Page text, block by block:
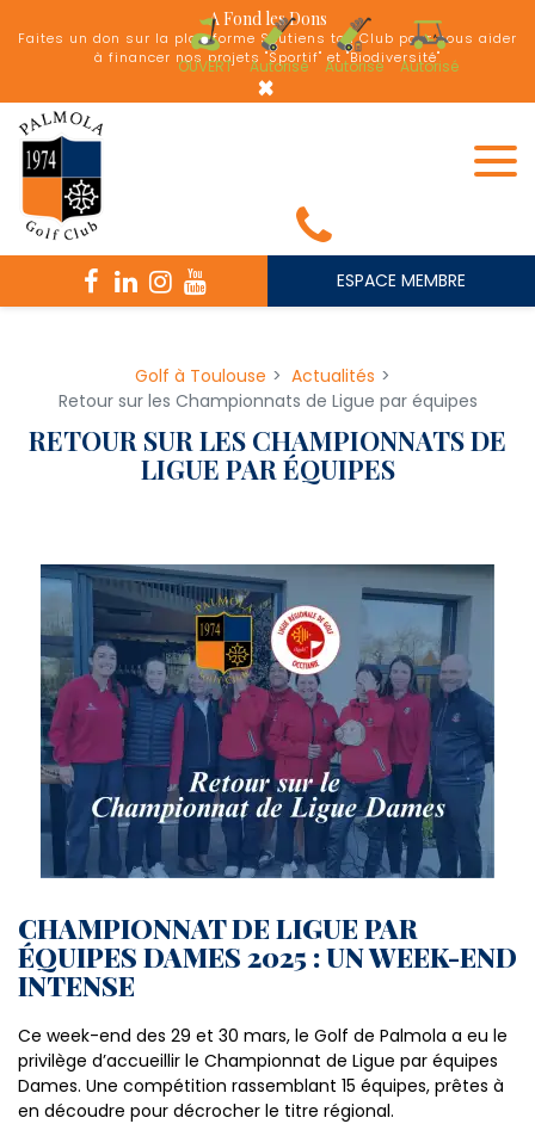
A Fond les Dons
Faites un don sur la plateforme Soutiens ton Club pour nous aider
à financer nos projets "Sportif" et "Biodiversité"
×
OUVERT Autorisé Autorisé Autorisé
ESPACE MEMBRE
Golf à Toulouse
Actualités
Retour sur les Championnats de Ligue par équipes
RETOUR SUR LES CHAMPIONNATS DE
LIGUE PAR ÉQUIPES
CHAMPIONNAT DE LIGUE PAR
ÉQUIPES DAMES 2025 : UN WEEK-END
INTENSE
Ce week-end des 29 et 30 mars, le Golf de Palmola a eu le
privilège d’accueillir le Championnat de Ligue par équipes
Dames. Une compétition rassemblant 15 équipes, prêtes à
en découdre pour décrocher le titre régional.
Panneau de gestion des cookies